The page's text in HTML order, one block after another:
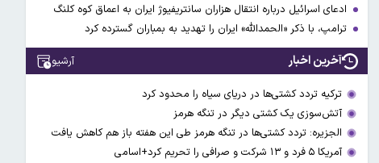
ادعای اسرائیل درباره انتقال هزاران سانتریفیوژ ایران به اعماق کوه کلنگ
ترامپ، با ذکر «الحمدالله» ایران را تهدید به بمباران گسترده کرد
آخرین اخبار آرشیو
ترکیه تردد کشتی‌ها در دریای سیاه را محدود کرد
آتش‌سوزی یک کشتی دیگر در تنگه هرمز
الجزیره: تردد کشتی‌ها در تنگه هرمز طی این هفته باز هم کاهش یافت
آمریکا ۵ فرد و ۱۳ شرکت و صرافی را تحریم کرد+اسامی